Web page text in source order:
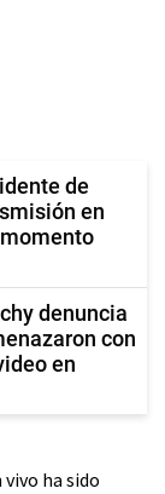
de
en
denuncia
con
en
ha sido